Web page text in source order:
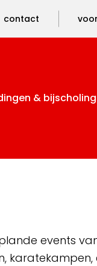
contact
& bijscholing
events